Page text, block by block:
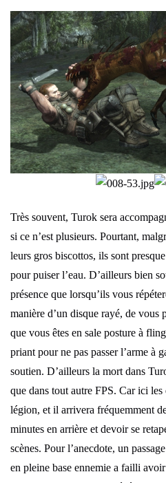
Très souvent, Turok sera
si ce n’est plusieurs. Pourtant,
leurs gros biscottos, ils sont
pour puiser l’eau. D’ailleurs bien
présence que lorsqu’ils vous
manière d’un disque rayé, de
que vous êtes en sale posture à
priant pour ne pas passer l’arme à
soutien. D’ailleurs la mort dans
que dans tout autre FPS. Car ici
légion, et il arrivera fréquemment
minutes en arrière et devoir se
scènes. Pour l’anecdote, un
en pleine base ennemie a failli